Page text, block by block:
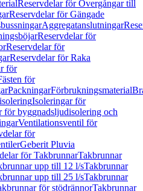
Reservdelar för Övergångar till
Reservdelar för Gängade
Aggregatanslutningar
Reservdelar för
Reservdelar för
Reservdelar för Raka
för
för
PackningarFörbrukningsmaterial
Isoleringar för
för byggnadsljudisolering och
Ventilationsventil för
för
Geberit Pluvia
för TakbrunnarTakbrunnar
upp till 12 l/sTakbrunnar
upp till 25 l/sTakbrunnar
för stödrännorTakbrunnar